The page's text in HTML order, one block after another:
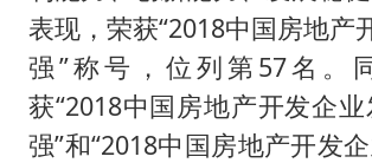
表现，荣获“2018中国房地产
强”称号，位列第57名。
获“2018中国房地产开发企
强”和“2018中国房地产开发